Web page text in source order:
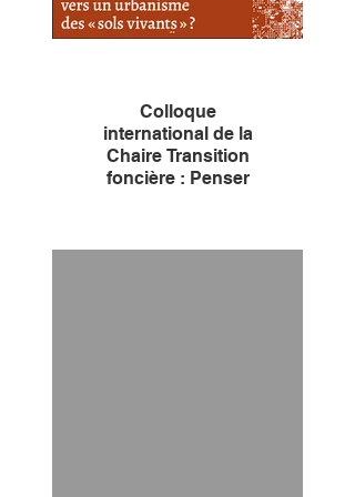
Lors de notre événement de
présentation du 12 mai à
l'Academie du Climat, nous
Colloque
international de la
Chaire Transition
foncière : Penser
foncière : vers un